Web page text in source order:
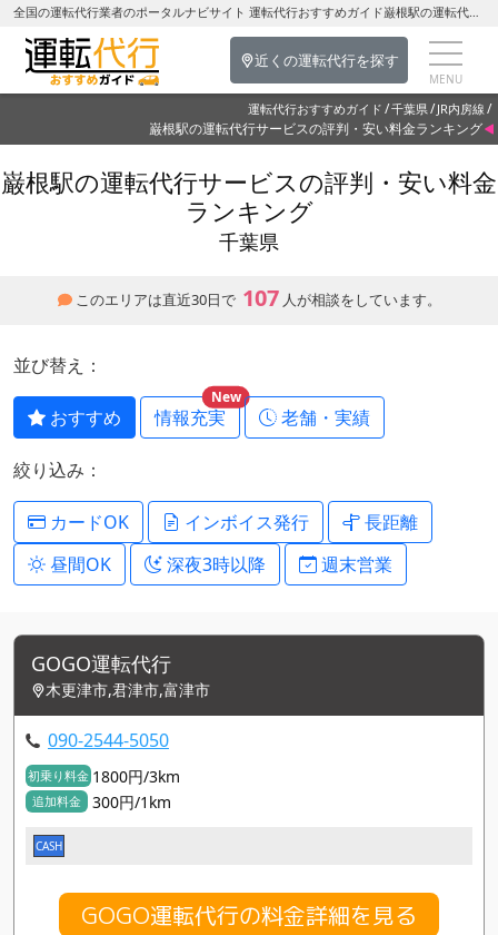
全国の運転代行業者のポータルナビサイト 運転代行おすすめガイド巌根駅の運転代行を探す-千葉県の運転代行
近くの運転代行を探す
運転代行おすすめガイド 千葉県 JR内房線
巌根駅の運転代行サービスの評判・安い料金ランキング
巌根駅の運転代行サービスの評判・安い料金
ランキング
千葉県
このエリアは直近30日で 107 人が相談をしています。
並び替え：
おすすめ 情報充実
New
老舗・実績
絞り込み：
カードOK インボイス発行
長距離
昼間OK
深夜3時以降 週末営業
GOGO運転代行
木更津市,君津市,富津市
090-2544-5050
初乗り料金 1800円/3km
追加料金 300円/1km
CASH
GOGO運転代行の料金詳細を見る